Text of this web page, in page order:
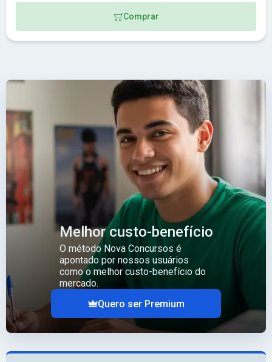
Comprar
Melhor custo-benefício
O método Nova Concursos é
apontado por nossos usuários
como o melhor custo-benefício do
mercado.
Quero ser Premium